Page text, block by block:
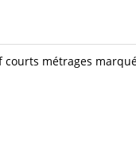
métrages